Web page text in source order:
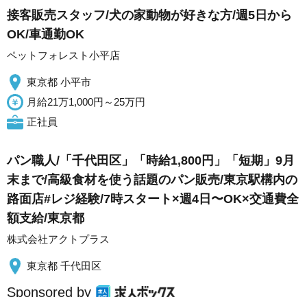
接客販売スタッフ/犬の家動物が好きな方/週5日から
OK/車通勤OK
ペットフォレスト小平店
東京都 小平市
月給21万1,000円～25万円
正社員
パン職人/「千代田区」「時給1,800円」「短期」9月
末まで/高級食材を使う話題のパン販売/東京駅構内の
路面店#レジ経験/7時スタート×週4日〜OK×交通費全
額支給/東京都
株式会社アクトプラス
東京都 千代田区
Sponsored by